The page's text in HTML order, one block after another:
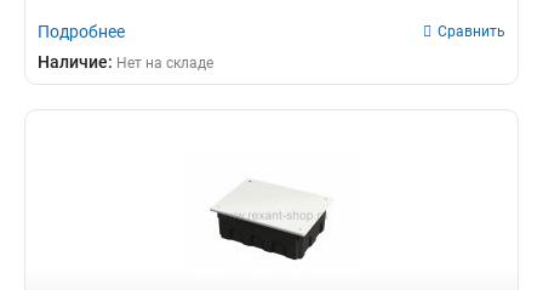
Подробнее Сравнить
Наличие: Нет на складе